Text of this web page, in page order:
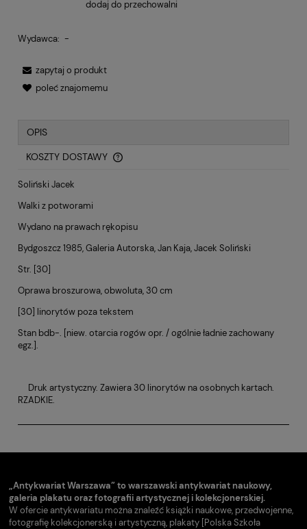
dodaj do przechowalni
Wydawca: -
zapytaj o produkt
poleć znajomemu
OPIS
KOSZTY DOSTAWY
CENA NIE ZAWIERA EWENTUALNYCH KOSZTÓW PŁATNOŚCI
Soliński Jacek
Walki z potworami
Wydano na prawach rękopisu
Bydgoszcz 1985, Galeria Autorska, Jan Kaja, Jacek Soliński
Str. [30]
Oprawa broszurowa, obwoluta, 30 cm
[30] linorytów poza tekstem
Stan bdb-. [niew. otarcia rogów opr. / ogólnie ładnie zachowany
egz.].
Druk artystyczny. Zawiera 30 linorytów na osobnych kartach.
RZADKIE.
„Antykwariat Warszawa” to warszawski antykwariat naukowy,
galeria plakatu oraz fotografii artystycznej i kolekcjonerskiej.
W ofercie antykwariatu można znaleźć książki naukowe, przedwojenne,
fotografię kolekcjonerską i artystyczną, plakaty [Polska Szkoła